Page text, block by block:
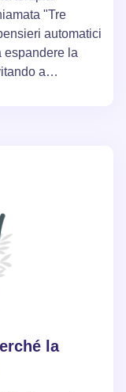
"Tre
automatici
espandere la
a
la